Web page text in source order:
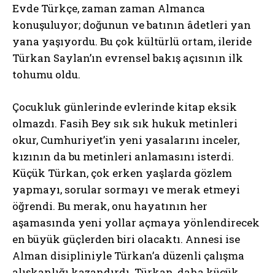
Evde Türkçe, zaman zaman Almanca
konuşuluyor; doğunun ve batının âdetleri yan
yana yaşıyordu. Bu çok kültürlü ortam, ileride
Türkan Saylan’ın evrensel bakış açısının ilk
tohumu oldu.
Çocukluk günlerinde evlerinde kitap eksik
olmazdı. Fasih Bey sık sık hukuk metinleri
okur, Cumhuriyet’in yeni yasalarını inceler,
kızının da bu metinleri anlamasını isterdi.
Küçük Türkan, çok erken yaşlarda gözlem
yapmayı, sorular sormayı ve merak etmeyi
öğrendi. Bu merak, onu hayatının her
aşamasında yeni yollar açmaya yönlendirecek
en büyük güçlerden biri olacaktı. Annesi ise
Alman disipliniyle Türkan’a düzenli çalışma